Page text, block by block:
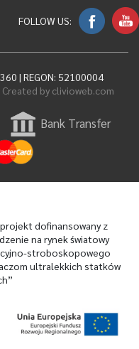
FOLLOW US:
| REGON: 52100004
Created by clivioweb.com
Bank Transfer
dofinansowany z
na rynek światowy
stroboskopowego
ultralekkich statków